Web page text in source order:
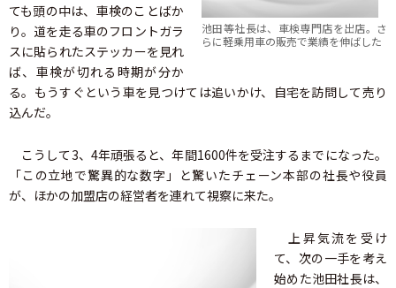
池田等社長は、車検専門店を出店。さ
らに軽乗用車の販売で業績を伸ばした
ても頭の中は、車検のことばか
り。道を走る車のフロントガラ
スに貼られたステッカーを見れ
ば、車検が切れる時期が分か
る。もうすぐという車を見つけては追いかけ、自宅を訪問して売り
込んだ。
こうして3、4年頑張ると、年間1600件を受注するまでになった。
「この立地で驚異的な数字」と驚いたチェーン本部の社長や役員
が、ほかの加盟店の経営者を連れて視察に来た。
上昇気流を受け
て、次の一手を考え
始めた池田社長は、